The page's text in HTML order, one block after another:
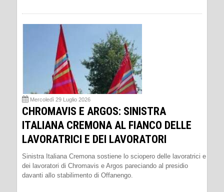
Mercoledì 29 Luglio 2026
CHROMAVIS E ARGOS: SINISTRA
ITALIANA CREMONA AL FIANCO DELLE
LAVORATRICI E DEI LAVORATORI
Sinistra Italiana Cremona sostiene lo sciopero delle lavoratrici e
dei lavoratori di Chromavis e Argos pareciando al presidio
davanti allo stabilimento di Offanengo.